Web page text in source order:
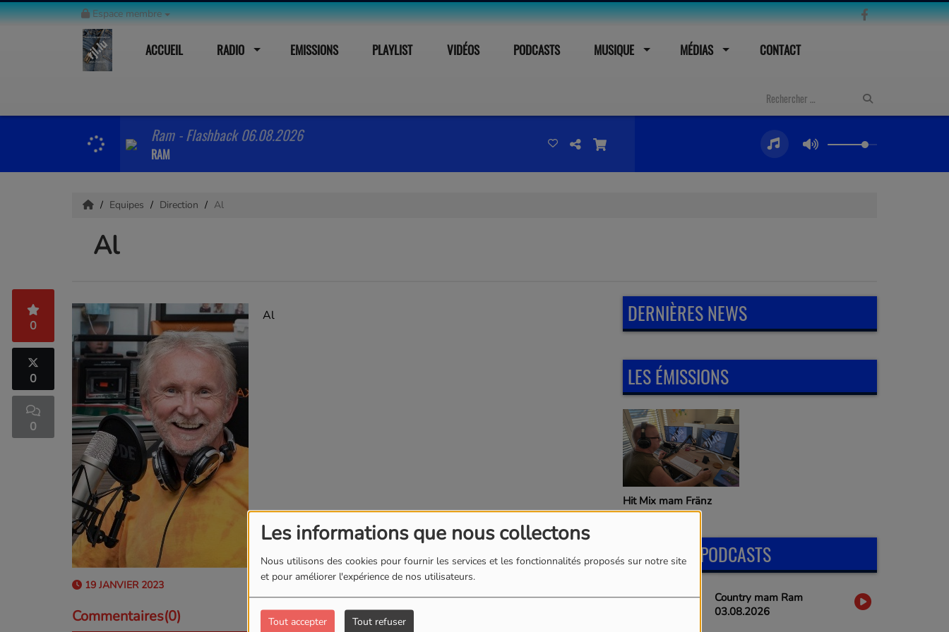
Les informations que nous collectons
Nous utilisons des cookies pour fournir les services et les fonctionnalités proposés sur notre site
et pour améliorer l'expérience de nos utilisateurs.
Tout accepter Tout refuser
Espace membre
ACCUEIL RADIO EMISSIONS PLAYLIST VIDÉOS PODCASTS MUSIQUE MÉDIAS CONTACT
Ram - Flashback 06.08.2026
RAM
Equipes Direction Al
Al
0
0
0
19 JANVIER 2023
Al
Commentaires(0)
DERNIÈRES NEWS
LES ÉMISSIONS
Hit Mix mam Fränz
DERNIERS PODCASTS
Country mam Ram
03.08.2026